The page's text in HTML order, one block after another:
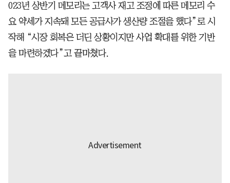
023년 상반기 메모리는 고객사 재고 조정에 따른 메모리 수
요 약세가 지속돼 모든 공급사가 생산량 조절을 했다”로 시
작해 “시장 회복은 더딘 상황이지만 사업 확대를 위한 기반
을 마련하겠다”고 끝마쳤다.